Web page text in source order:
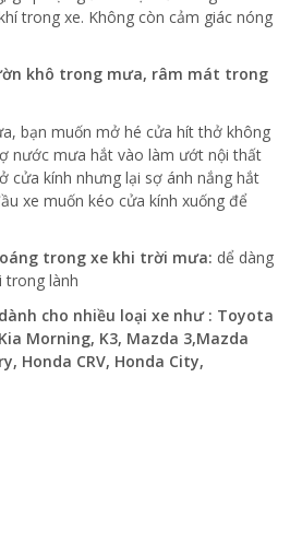
trong xe. Không còn cảm giác nóng
khô trong mưa, râm mát trong
bạn muốn mở hé cửa hít thở không
nước mưa hắt vào làm ướt nội thất
cửa kính nhưng lại sợ ánh nắng hắt
xe muốn kéo cửa kính xuống để
trong xe khi trời mưa: dể dàng
trong lành
cho nhiều loại xe như : Toyota
Morning, K3, Mazda 3,Mazda
Honda CRV, Honda City,